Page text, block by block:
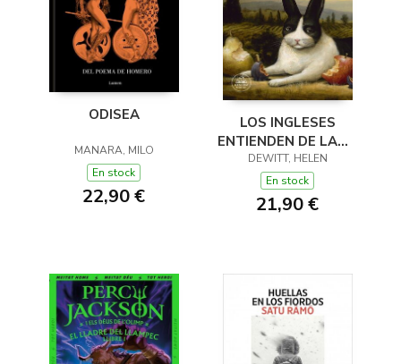
ODISEA
MANARA, MILO
En stock
22,90 €
LOS INGLESES
ENTIENDEN DE LANA
(Y OTROS TRUCOS)
DEWITT, HELEN
En stock
21,90 €